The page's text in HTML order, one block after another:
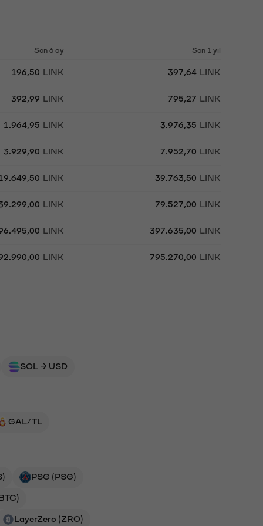
Son 6 ay Son 1 yıl
196,50 LINK 397,64 LINK
392,99 LINK 795,27 LINK
1.964,95 LINK 3.976,35 LINK
3.929,90 LINK 7.952,70 LINK
LINK 39.763,50 LINK
LINK 79.527,00 LINK
LINK 397.635,00 LINK
LINK 795.270,00 LINK
SOL → USD
GAL/TL
PSG (PSG)
LayerZero (ZRO)